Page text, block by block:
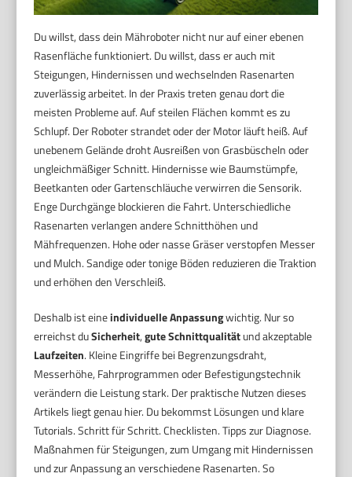
Du willst, dass dein Mähroboter nicht nur auf einer ebenen
Rasenfläche funktioniert. Du willst, dass er auch mit
Steigungen, Hindernissen und wechselnden Rasenarten
zuverlässig arbeitet. In der Praxis treten genau dort die
meisten Probleme auf. Auf steilen Flächen kommt es zu
Schlupf. Der Roboter strandet oder der Motor läuft heiß. Auf
unebenem Gelände droht Ausreißen von Grasbüscheln oder
ungleichmäßiger Schnitt. Hindernisse wie Baumstümpfe,
Beetkanten oder Gartenschläuche verwirren die Sensorik.
Enge Durchgänge blockieren die Fahrt. Unterschiedliche
Rasenarten verlangen andere Schnitthöhen und
Mähfrequenzen. Hohe oder nasse Gräser verstopfen Messer
und Mulch. Sandige oder tonige Böden reduzieren die Traktion
und erhöhen den Verschleiß.
Deshalb ist eineindividuelle Anpassungwichtig. Nur so
erreichst duSicherheit,gute Schnittqualitätund akzeptable
Laufzeiten. Kleine Eingriffe bei Begrenzungsdraht,
Messerhöhe, Fahrprogrammen oder Befestigungstechnik
verändern die Leistung stark. Der praktische Nutzen dieses
Artikels liegt genau hier. Du bekommst Lösungen und klare
Tutorials. Schritt für Schritt. Checklisten. Tipps zur Diagnose.
Maßnahmen für Steigungen, zum Umgang mit Hindernissen
und zur Anpassung an verschiedene Rasenarten. So